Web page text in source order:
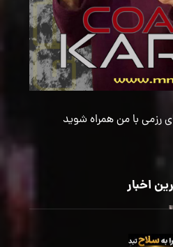
رزمی با من همراه شوید
اخبار